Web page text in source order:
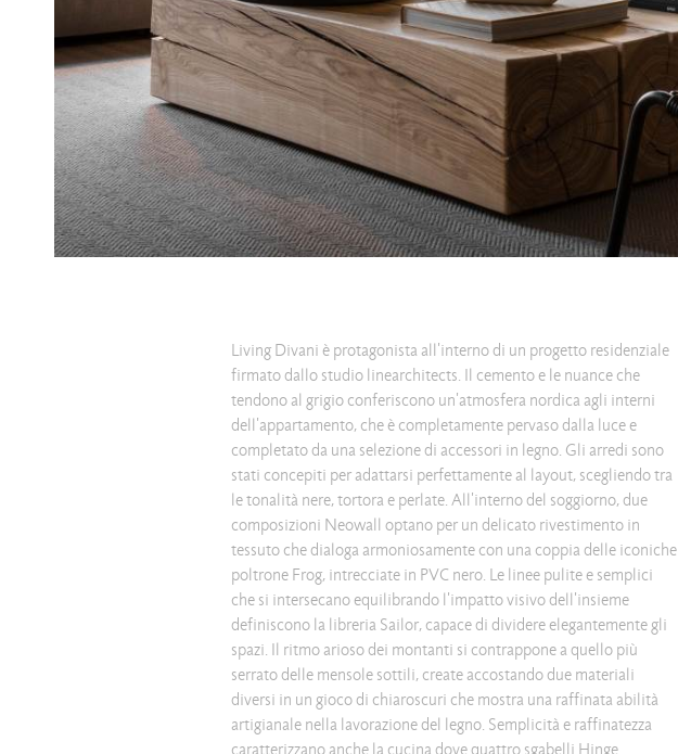
Living Divani è protagonista all'interno di un progetto residenziale
firmato dallo studio linearchitects. Il cemento e le nuance che
tendono al grigio conferiscono un'atmosfera nordica agli interni
dell'appartamento, che è completamente pervaso dalla luce e
completato da una selezione di accessori in legno. Gli arredi sono
stati concepiti per adattarsi perfettamente al layout, scegliendo tra
le tonalità nere, tortora e perlate. All'interno del soggiorno, due
composizioni Neowall optano per un delicato rivestimento in
tessuto che dialoga armoniosamente con una coppia delle iconiche
poltrone Frog, intrecciate in PVC nero. Le linee pulite e semplici
che si intersecano equilibrando l'impatto visivo dell'insieme
definiscono la libreria Sailor, capace di dividere elegantemente gli
spazi. Il ritmo arioso dei montanti si contrappone a quello più
serrato delle mensole sottili, create accostando due materiali
diversi in un gioco di chiaroscuri che mostra una raffinata abilità
artigianale nella lavorazione del legno. Semplicità e raffinatezza
caratterizzano anche la cucina dove quattro sgabelli Hinge